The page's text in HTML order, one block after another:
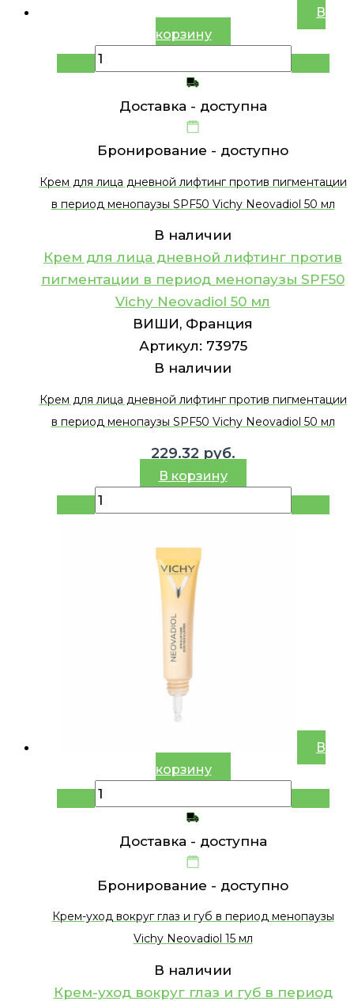
В
корзину
Доставка - доступна
Бронирование - доступно
Крем для лица дневной лифтинг против пигментации
в период менопаузы SPF50 Vichy Neovadiol 50 мл
В наличии
Крем для лица дневной лифтинг против
пигментации в период менопаузы SPF50
Vichy Neovadiol 50 мл
ВИШИ, Франция
Артикул: 73975
В наличии
Крем для лица дневной лифтинг против пигментации
в период менопаузы SPF50 Vichy Neovadiol 50 мл
229.32 руб.
В корзину
В
корзину
Доставка - доступна
Бронирование - доступно
Крем-уход вокруг глаз и губ в период менопаузы
Vichy Neovadiol 15 мл
В наличии
Крем-уход вокруг глаз и губ в период